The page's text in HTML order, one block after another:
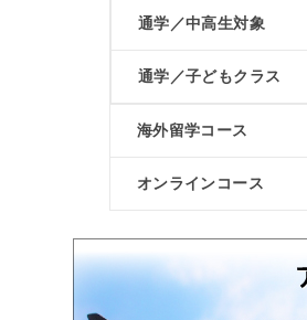
通学／中高生対象
通学／子どもクラス
海外留学コース
オンラインコース